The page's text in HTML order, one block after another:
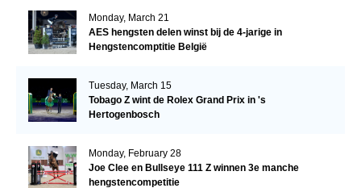
Monday, March 21
AES hengsten delen winst bij de 4-jarige in
Hengstencomptitie België
Tuesday, March 15
Tobago Z wint de Rolex Grand Prix in 's
Hertogenbosch
Monday, February 28
Joe Clee en Bullseye 111 Z winnen 3e manche
hengstencompetitie